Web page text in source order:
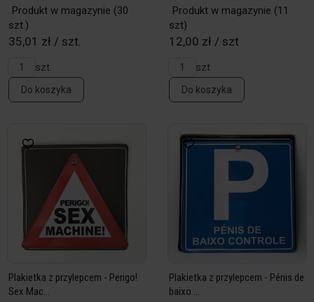
Produkt w magazynie (30
szt.)
35,01 zł / szt.
szt.
Do koszyka
Produkt w magazynie (11
szt)
12,00 zł / szt
szt
Do koszyka
Plakietka z przylepcem - Perigo!
Sex Mac...
Plakietka z przylepcem - Pénis de
baixo ...